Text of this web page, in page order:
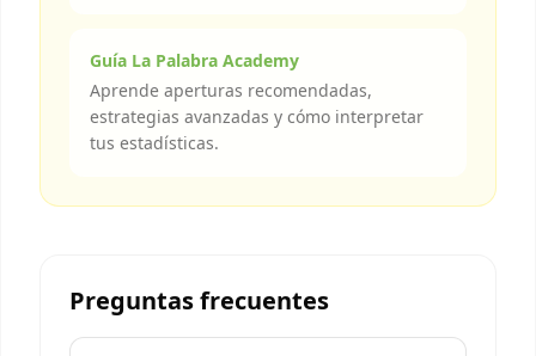
Guía La Palabra Academy
Aprende aperturas recomendadas,
estrategias avanzadas y cómo interpretar
tus estadísticas.
Preguntas frecuentes